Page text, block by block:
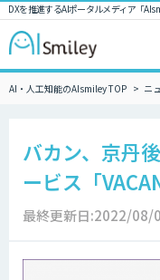
DXを推進するAIポータルメディア「
AI・人工知能のAIsmiley TOP ニ
バカン、京丹
ービス「
最終更新日:2022/08/